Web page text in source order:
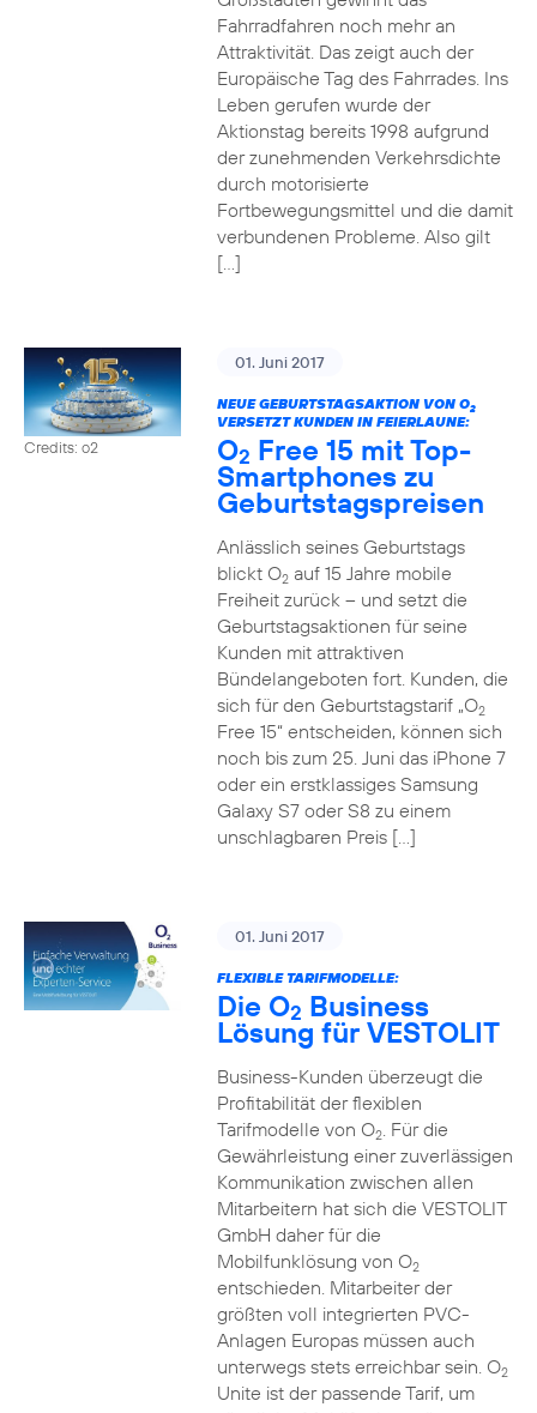
Fahrradfahren noch mehr an
Attraktivität. Das zeigt auch der
Europäische Tag des Fahrrades. Ins
Leben gerufen wurde der
Aktionstag bereits 1998 aufgrund
der zunehmenden Verkehrsdichte
durch motorisierte
Fortbewegungsmittel und die damit
verbundenen Probleme. Also gilt
[…]
Credits: o2
01. Juni 2017
NEUE GEBURTSTAGSAKTION VON O2
VERSETZT KUNDEN IN FEIERLAUNE:
O2 Free 15 mit Top-
Smartphones zu
Geburtstagspreisen
Anlässlich seines Geburtstags
blickt O2auf 15 Jahre mobile
Freiheit zurück – und setzt die
Geburtstagsaktionen für seine
Kunden mit attraktiven
Bündelangeboten fort. Kunden, die
sich für den Geburtstagstarif „O2
Free 15“ entscheiden, können sich
noch bis zum 25. Juni das iPhone 7
oder ein erstklassiges Samsung
Galaxy S7 oder S8 zu einem
unschlagbaren Preis […]
01. Juni 2017
FLEXIBLE TARIFMODELLE:
Die O2 Business
Lösung für VESTOLIT
Business-Kunden überzeugt die
Profitabilität der flexiblen
Tarifmodelle von O2. Für die
Gewährleistung einer zuverlässigen
Kommunikation zwischen allen
Mitarbeitern hat sich die VESTOLIT
GmbH daher für die
Mobilfunklösung von O2
entschieden. Mitarbeiter der
größten voll integrierten PVC-
Anlagen Europas müssen auch
unterwegs stets erreichbar sein. O2
Unite ist der passende Tarif, um